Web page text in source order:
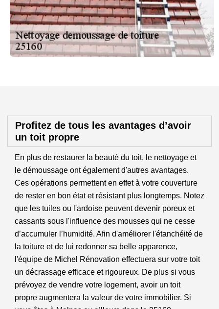
Profitez de tous les avantages d’avoir
un toit propre
En plus de restaurer la beauté du toit, le nettoyage et
le démoussage ont également d'autres avantages.
Ces opérations permettent en effet à votre couverture
de rester en bon état et résistant plus longtemps. Notez
que les tuiles ou l'ardoise peuvent devenir poreux et
cassants sous l'influence des mousses qui ne cesse
d’accumuler l’humidité. Afin d'améliorer l'étanchéité de
la toiture et de lui redonner sa belle apparence,
l'équipe de Michel Rénovation effectuera sur votre toit
un décrassage efficace et rigoureux. De plus si vous
prévoyez de vendre votre logement, avoir un toit
propre augmentera la valeur de votre immobilier. Si